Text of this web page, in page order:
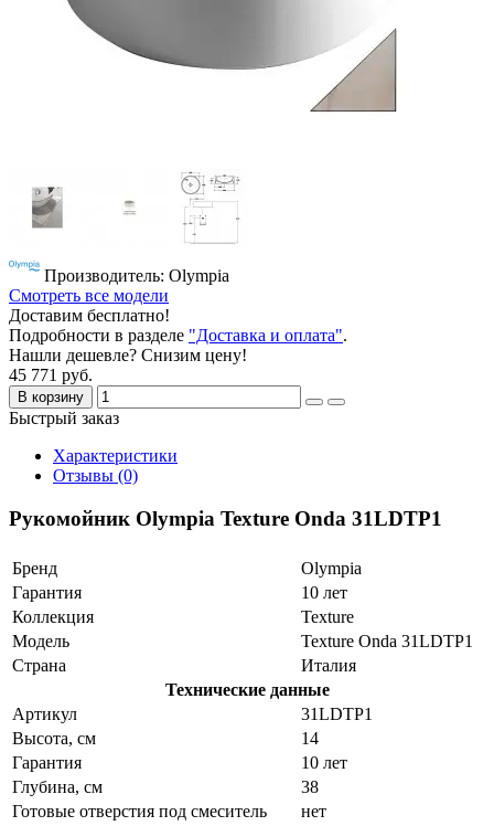
Производитель: Olympia
Смотреть все модели
Доставим бесплатно!
Подробности в разделе "Доставка и оплата".
Нашли дешевле? Снизим цену!
45 771 руб.
В корзину
Быстрый заказ
Характеристики
Отзывы (0)
Рукомойник Olympia Texture Onda 31LDTP1
Бренд
Olympia
Гарантия
10 лет
Коллекция
Texture
Модель
Texture Onda 31LDTP1
Страна
Италия
Технические данные
Артикул
31LDTP1
Высота, см
14
Гарантия
10 лет
Глубина, см
38
Готовые отверстия под смеситель
нет